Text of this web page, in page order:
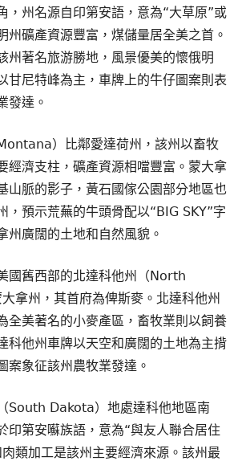
，州名源自印第安語，意為“大草原”或
州礦產資源豐富，煤儲量居全美之首。
州著名旅游勝地，風景優美的懷俄明
甘尼特峰為主，車牌上的牛仔圖案則表
發達。
）比鄰愛達荷州，該州以畜牧
經濟支柱，礦產資源相噹豐富。蒙大拿
山脈的影子，黃石國傢公園部分地區也
，預示荒蕪的牛頭骨配以“BIG SKY”字
州廣闊的土地和自然風貌。
舊西部的北達科他州（North
拿州，其首府為俾斯麥。北達科他州
全美著名的小麥產區，畜牧業則以飼養
科他州車牌以天空和廣闊的土地為主揹
案象征該州農牧業發達。
Dakota）地處達科他地區南
印第安囌族語，意為“與友人聯合居住
類加工是該州主要經濟來源。該州最